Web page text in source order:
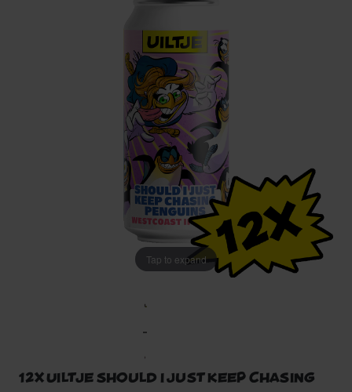
Tap to expand
12x Uiltje Should I Just Keep Chasing